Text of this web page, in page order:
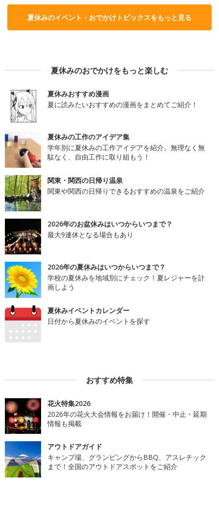
夏休みのイベント・おでかけトピックスをもっと見る
夏休みのおでかけをもっと楽しむ
夏休みおすすめ漫画
夏に読みたいおすすめの漫画をまとめてご紹介！
夏休みの工作のアイデア集
学年別に夏休みの工作アイデアを紹介。無理なく無
駄なく、自由工作に取り組もう！
関東・関西の日帰り温泉
関東や関西の日帰りできるおすすめの温泉をご紹介
2026年のお盆休みはいつからいつまで？
最大9連休となる場合もあり
2026年の夏休みはいつからいつまで？
学校の夏休みを地域別にチェック！夏レジャーを計
画しよう
夏休みイベントカレンダー
日付から夏休みのイベントを探す
おすすめ特集
花火特集2026
2026年の花火大会情報をお届け！開催・中止・延期
情報も掲載
アウトドアガイド
キャンプ場、グランピングからBBQ、アスレチック
まで！全国のアウトドアスポットをご紹介